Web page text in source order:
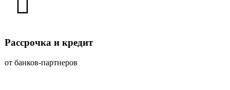
Рассрочка и кредит
от банков-партнеров